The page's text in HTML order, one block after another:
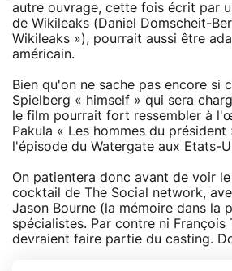
autre ouvrage, cette fois écrit par
de Wikileaks (Daniel Domscheit-
Wikileaks »), pourrait aussi être
américain.
Bien qu'on ne sache pas encore si
Spielberg « himself » qui sera
le film pourrait fort ressembler à
Pakula « Les hommes du président
l'épisode du Watergate aux Etats-
On patientera donc avant de voir
cocktail de The Social network,
Jason Bourne (la mémoire dans la
spécialistes. Par contre ni François
devraient faire partie du casting.